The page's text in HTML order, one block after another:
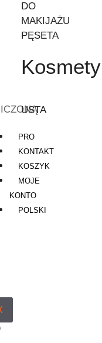
DO
MAKIJAŻU
PĘSETA
USTA
PRO
KONTAKT
KOSZYK
MOJE
KONTO
POLSKI